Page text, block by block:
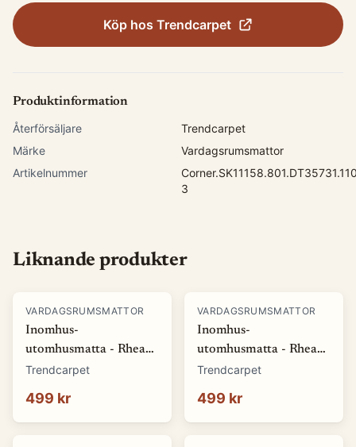
Köp hos Trendcarpet
Produktinformation
Återförsäljare
Trendcarpet
Märke
Vardagsrumsmattor
Artikelnummer
3
Liknande produkter
VARDAGSRUMSMATTOR
Inomhus-
utomhusmatta - Rhea
(vit) (Storlek: 80 x 150
Trendcarpet
499 kr
VARDAGSRUMSMATTOR
Inomhus-
utomhusmatta - Rhea
(beige) (Storlek: 80 x
Trendcarpet
499 kr